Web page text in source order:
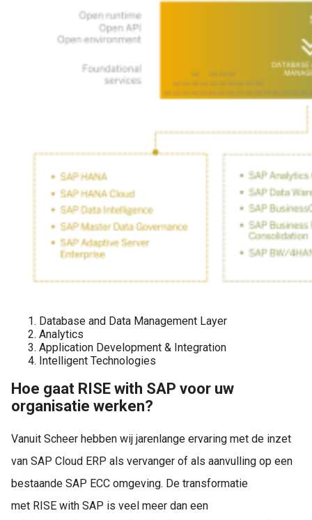
Database and Data Management Layer
Analytics
Application Development & Integration
Intelligent Technologies
Hoe gaat RISE with SAP voor uw
organisatie werken?
Vanuit Scheer hebben wij jarenlange ervaring met de inzet
van SAP Cloud ERP als vervanger of als aanvulling op een
bestaande SAP ECC omgeving. De transformatie
met RISE with SAP is veel meer dan een